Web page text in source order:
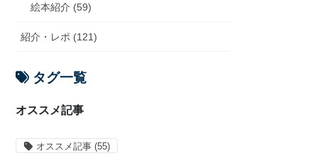
絵本紹介 (59)
紹介・レポ (121)
タグ一覧
オススメ記事
オススメ記事 (55)